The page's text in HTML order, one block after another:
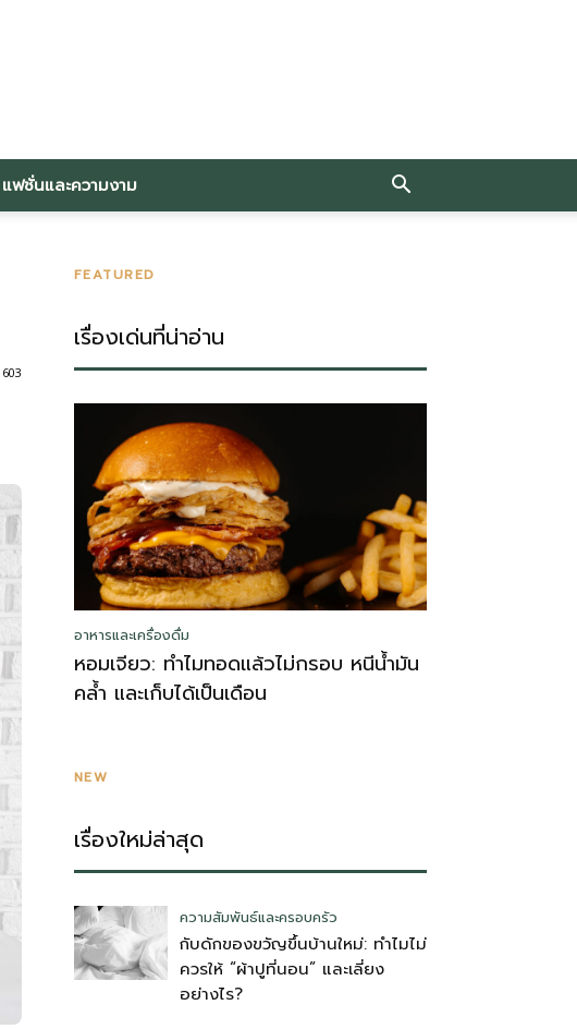
แฟชั่นและความงาม
603
FEATURED
เรื่องเด่นที่น่าอ่าน
อาหารและเครื่องดื่ม
หอมเจียว: ทำไมทอดแล้วไม่กรอบ หนีน้ำมัน
คล้ำ และเก็บได้เป็นเดือน
NEW
เรื่องใหม่ล่าสุด
ความสัมพันธ์และครอบครัว
กับดักของขวัญขึ้นบ้านใหม่: ทำไมไม่
ควรให้ “ผ้าปูที่นอน” และเลี่ยง
อย่างไร?